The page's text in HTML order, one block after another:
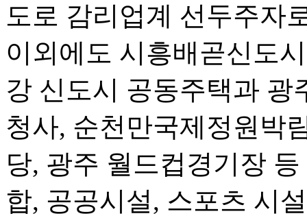
도로 감리업계 선두주자
이외에도 시흥배곧신도
강 신도시 공동주택과 광
청사, 순천만국제정원박
당, 광주 월드컵경기장
합, 공공시설, 스포츠 시